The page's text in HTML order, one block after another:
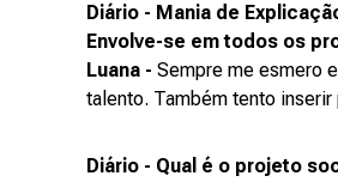
Diário - Mania de
Envolve-se em todos os
Luana - Sempre me esmero
talento. Também tento
Diário - Qual é o projeto